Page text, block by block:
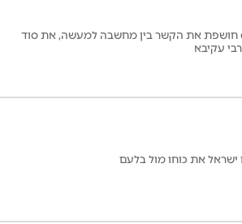
חושפת את הקשר בין מחשבה למעשה, את סוד
עקיבא
ישראל את כוחו מול בלעם